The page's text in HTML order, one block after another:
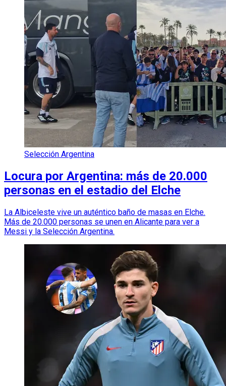
Selección Argentina
Locura por Argentina: más de 20.000
personas en el estadio del Elche
La Albiceleste vive un auténtico baño de masas en Elche.
Más de 20.000 personas se unen en Alicante para ver a
Messi y la Selección Argentina.